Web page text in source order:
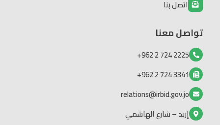
اتصل بنا
تواصل معنا
2225 724 2 962+
3341 724 2 962+
relations@irbid.gov.jo
إربد – شارع الهاشمي